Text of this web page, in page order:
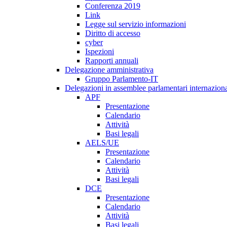
Conferenza 2019
Link
Legge sul servizio informazioni
Diritto di accesso
cyber
Ispezioni
Rapporti annuali
Delegazione amministrativa
Gruppo Parlamento-IT
Delegazioni in assemblee parlamentari
APF
Presentazione
Calendario
Attività
Basi legali
AELS/UE
Presentazione
Calendario
Attività
Basi legali
DCE
Presentazione
Calendario
Attività
Basi legali